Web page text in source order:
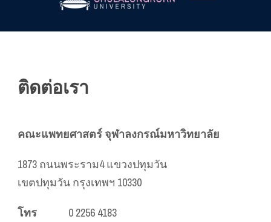
ติดต่อเรา
คณะแพทยศาสตร์ จุฬาลงกรณ์มหาวิทยาลัย
1873 ถนนพระราม4 แขวงปทุมวัน
เขตปทุมวัน กรุงเทพฯ 10330
โทร 0 2256 4183